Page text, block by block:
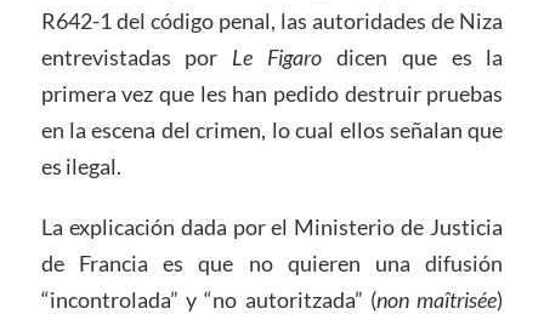
R642-1 del código penal, las autoridades de Niza
entrevistadas por Le Figaro dicen que es la
primera vez que les han pedido destruir pruebas
en la escena del crimen, lo cual ellos señalan que
es ilegal.
La explicación dada por el Ministerio de Justicia
de Francia es que no quieren una difusión
“incontrolada” y “no autoritzada” (non maîtrisée)